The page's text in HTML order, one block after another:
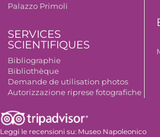
Palazzo Primoli
SERVICES
SCIENTIFIQUES
Bibliographie
Bibliothèque
Demande de utilisation photos
Autorizzazione riprese fotografiche
Leggi le recensioni su: Museo Napoleonico